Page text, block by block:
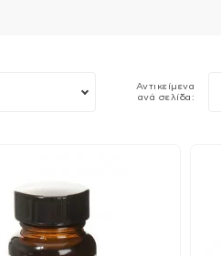
Στρώματα
Αντικείμενα
ανά σελίδα: